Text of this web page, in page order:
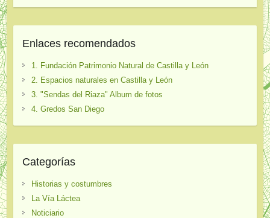
Enlaces recomendados
1. Fundación Patrimonio Natural de Castilla y León
2. Espacios naturales en Castilla y León
3. "Sendas del Riaza" Album de fotos
4. Gredos San Diego
Categorías
Historias y costumbres
La Vía Láctea
Noticiario